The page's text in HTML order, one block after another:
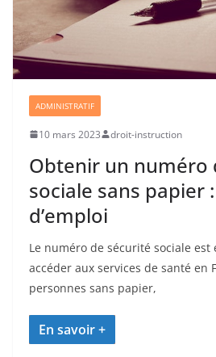
ADMINISTRATIF
10 mars 2023 droit-instruction
Obtenir un numéro
sociale sans papier
d’emploi
Le numéro de sécurité sociale
accéder aux services de santé en
personnes sans papier,